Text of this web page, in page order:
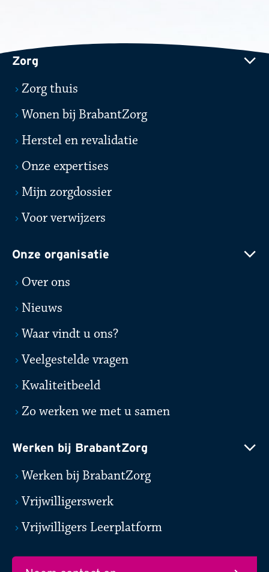
Zorg
Zorg thuis
Wonen bij BrabantZorg
Herstel en revalidatie
Onze expertises
Mijn zorgdossier
Voor verwijzers
Onze organisatie
Over ons
Nieuws
Waar vindt u ons?
Veelgestelde vragen
Kwaliteitbeeld
Zo werken we met u samen
Werken bij BrabantZorg
Werken bij BrabantZorg
Vrijwilligerswerk
Vrijwilligers Leerplatform